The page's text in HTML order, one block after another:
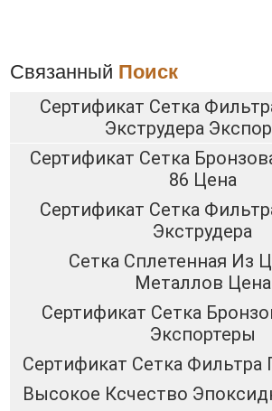
Связанный Поиск
Сертификат Сетка
Экструдера
Сертификат Сетка
86 Цена
Сертификат Сетка
Экструдера
Сетка Сплетенная Из
Металлов Цена
Сертификат Сетка
Экспортеры
Сертификат Сетка Фильтра
Высокое Ксчество